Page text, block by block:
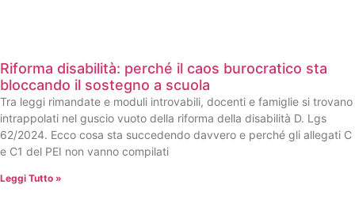
Riforma disabilità: perché il caos burocratico sta
bloccando il sostegno a scuola
Tra leggi rimandate e moduli introvabili, docenti e famiglie si trovano
intrappolati nel guscio vuoto della riforma della disabilità D. Lgs
62/2024. Ecco cosa sta succedendo davvero e perché gli allegati C
e C1 del PEI non vanno compilati
Leggi Tutto »